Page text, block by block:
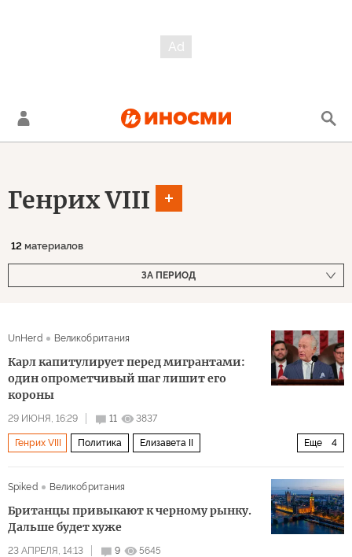
Генрих VIII
12 материалов
ЗА ПЕРИОД
UnHerd Великобритания
Карл капитулирует перед мигрантами:
один опрометчивый шаг лишит его
короны
29 ИЮНЯ, 16:29 11 3837
Еще 4
Генрих VIII Политика Елизавета II
Spiked Великобритания
Британцы привыкают к черному рынку.
Дальше будет хуже
23 АПРЕЛЯ, 14:13 9 5645